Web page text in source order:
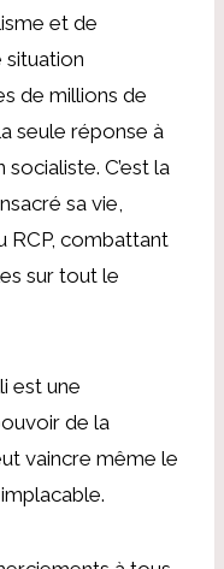
et de
situation
de millions de
seule réponse à
C’est la
sa vie,
RCP, combattant
sur tout le
est une
de la
vaincre même le